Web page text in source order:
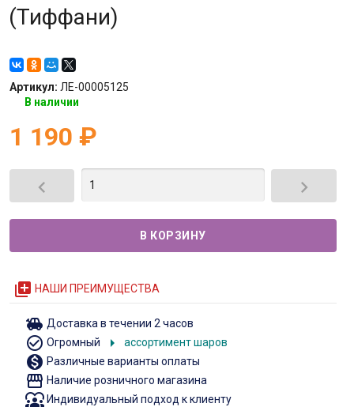
(Тиффани)
Артикул: ЛЕ-00005125
В наличии
1 190 ₽
 
queue НАШИ ПРЕИМУЩЕСТВА
toys Доставка в течении 2 часов
check_circle_outline Огромный arrow_right ассортимент шаров
monetization_on Различные варианты оплаты
storefront Наличие розничного магазина
diversity_1Индивидуальный подход к клиенту